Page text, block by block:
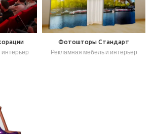
Фотошторы Стандарт
Рекламная мебель и интерьер